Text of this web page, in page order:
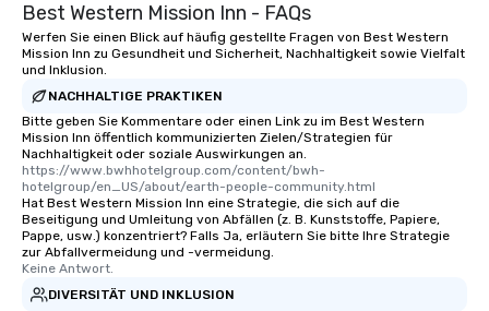
Best Western Mission Inn - FAQs
Werfen Sie einen Blick auf häufig gestellte Fragen von Best Western
Mission Inn zu Gesundheit und Sicherheit, Nachhaltigkeit sowie Vielfalt
und Inklusion.
NACHHALTIGE PRAKTIKEN
Bitte geben Sie Kommentare oder einen Link zu im Best Western
Mission Inn öffentlich kommunizierten Zielen/Strategien für
Nachhaltigkeit oder soziale Auswirkungen an.
https://www.bwhhotelgroup.com/content/bwh-
hotelgroup/en_US/about/earth-people-community.html
Hat Best Western Mission Inn eine Strategie, die sich auf die
Beseitigung und Umleitung von Abfällen (z. B. Kunststoffe, Papiere,
Pappe, usw.) konzentriert? Falls Ja, erläutern Sie bitte Ihre Strategie
zur Abfallvermeidung und -vermeidung.
Keine Antwort.
DIVERSITÄT UND INKLUSION